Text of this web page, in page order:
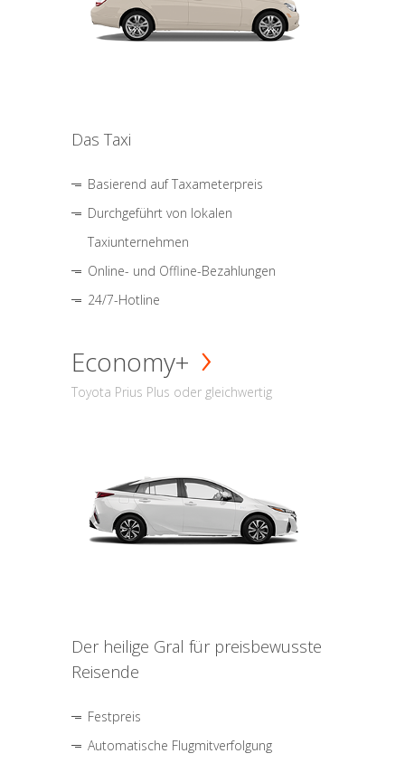
Das Taxi
Basierend auf Taxameterpreis
Durchgeführt von lokalen
Taxiunternehmen
Online- und Offline-Bezahlungen
24/7-Hotline
Economy+
Toyota Prius Plus oder gleichwertig
Der heilige Gral für preisbewusste
Reisende
Festpreis
Automatische Flugmitverfolgung